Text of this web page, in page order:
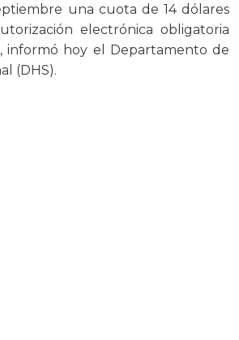
una cuota de 14 dólares
electrónica obligatoria
informó hoy el Departamento de
(DHS).